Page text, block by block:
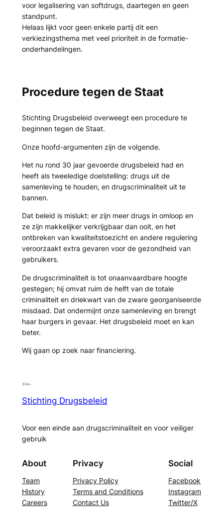
voor legalisering van softdrugs, daartegen en geen
standpunt.
Helaas lijkt voor geen enkele partij dit een
verkiezingsthema met veel prioriteit in de formatie-
onderhandelingen.
Procedure tegen de Staat
Stichting Drugsbeleid overweegt een procedure te
beginnen tegen de Staat.
Onze hoofd-argumenten zijn de volgende.
Het nu rond 30 jaar gevoerde drugsbeleid had en
heeft als tweeledige doelstelling: drugs uit de
samenleving te houden, en drugscriminaliteit uit te
bannen.
Dat beleid is mislukt: er zijn meer drugs in omloop en
ze zijn makkelijker verkrijgbaar dan ooit, en het
ontbreken van kwaliteitstoezicht en andere regulering
veroorzaakt extra gevaren voor de gezondheid van
gebruikers.
De drugscriminaliteit is tot onaanvaardbare hoogte
gestegen; hij omvat ruim de helft van de totale
criminaliteit en driekwart van de zware georganiseerde
misdaad. Dat ondermijnt onze samenleving en brengt
haar burgers in gevaar. Het drugsbeleid moet en kan
beter.
Wij gaan op zoek naar financiering.
Stichting Drugsbeleid
Voor een einde aan drugscriminaliteit en voor veiliger
gebruik
About
Team
History
Careers
Privacy
Privacy Policy
Terms and Conditions
Contact Us
Social
Facebook
Instagram
Twitter/X